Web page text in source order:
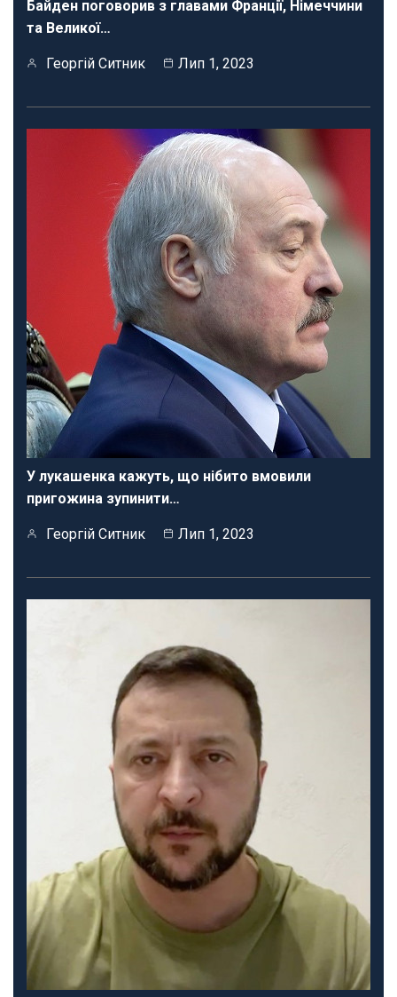
Байден поговорив з главами Франції, Німеччини
та Великої…
Георгій Ситник Лип 1, 2023
У лукашенка кажуть, що нібито вмовили
пригожина зупинити…
Георгій Ситник Лип 1, 2023